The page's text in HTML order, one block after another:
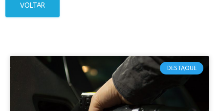
VOLTAR
DESTAQUE